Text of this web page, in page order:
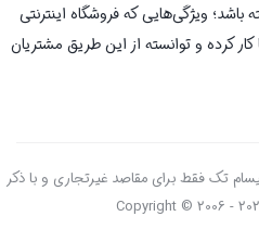
ویژگی‌هایی که فروشگاه اینترنتی
کرده و توانسته از این طریق مشتریان
تک فقط برای مقاصد غیرتجاری و با ذکر